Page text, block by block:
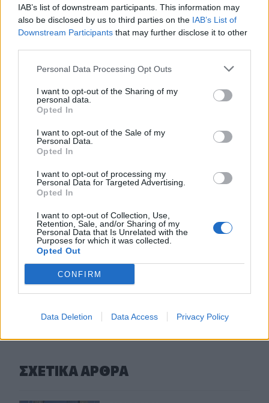
IAB’s list of downstream participants. This information may
also be disclosed by us to third parties on the IAB’s List of
Downstream Participants that may further disclose it to other
Personal Data Processing Opt Outs
I want to opt-out of the Sharing of my
personal data.
Opted In
I want to opt-out of the Sale of my
Personal Data.
Opted In
I want to opt-out of processing my
Personal Data for Targeted Advertising.
Opted In
I want to opt-out of Collection, Use,
Retention, Sale, and/or Sharing of my
Personal Data that Is Unrelated with the
Purposes for which it was collected.
Opted Out
CONFIRM
Data Deletion Data Access Privacy Policy
22:30
Αυτές είναι οι πιο επικίνδυνες εβδομάδες για μεγάλες
πυρκαγιές
Χρήστος Δάντης: «Δεν περίμενα την αχαριστία, 22 χρόνια
μετά και συνάδελφοι προσπαθούν να ξεχάσουν ότι
έγραψα αυτό το τραγούδι»
Ξεκινούν τα δοκιμαστικά δρομολόγια της επέκτασης του
Μετρό Θεσσαλονίκης
22:05
Τζόκερ: Αυτοί είναι οι τυχεροί αριθμοί που κερδίζουν
Συρία: Βόμβα εξερράγη σε λεωφορείο κοντά στη
Δαμασκό – Τουλάχιστον 2 νεκροί και 13 τραυματίες
ΠΕΡΙΣΣΟΤΕΡΑ
ΣΧΕΤΙΚA AΡΘΡΑ